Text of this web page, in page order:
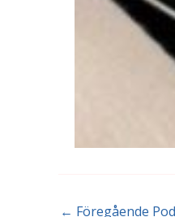
← Föregående